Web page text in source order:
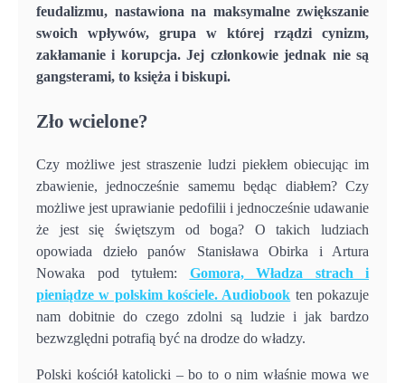
feudalizmu, nastawiona na maksymalne zwiększanie
swoich wpływów, grupa w której rządzi cynizm,
zakłamanie i korupcja. Jej członkowie jednak nie są
gangsterami, to księża i biskupi.
Zło wcielone?
Czy możliwe jest straszenie ludzi piekłem obiecując im
zbawienie, jednocześnie samemu będąc diabłem? Czy
możliwe jest uprawianie pedofilii i jednocześnie udawanie
że jest się świętszym od boga? O takich ludziach
opowiada dzieło panów Stanisława Obirka i Artura
Nowaka pod tytułem: Gomora, Władza strach i
pieniądze w polskim kościele. Audiobook ten pokazuje
nam dobitnie do czego zdolni są ludzie i jak bardzo
bezwzględni potrafią być na drodze do władzy.
Polski kościół katolicki – bo to o nim właśnie mowa we